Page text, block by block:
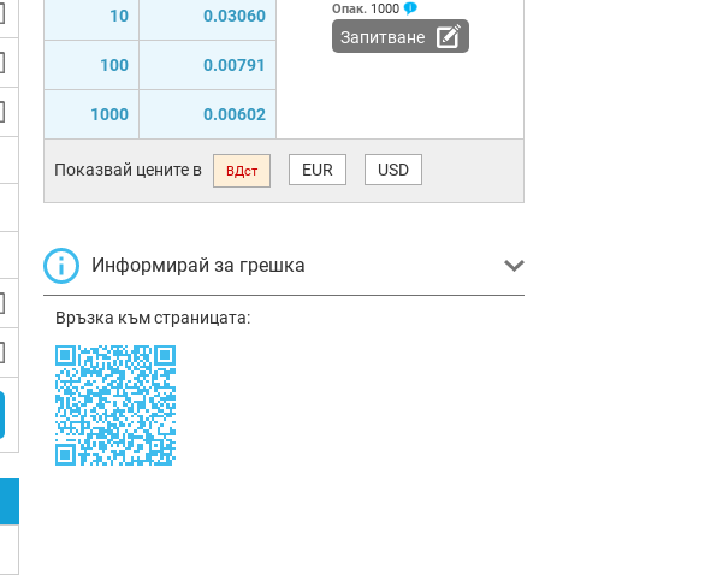
10 0.03060
100 0.00791
1000 0.00602
Опак. 1000
Запитване
Показвай цените в ВДст EUR USD
Информирай за грешка
Връзка към страницата: